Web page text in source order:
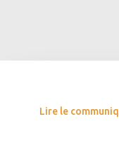
Lire le